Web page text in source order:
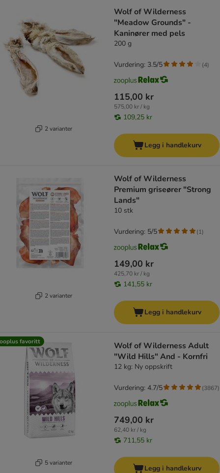
2 varianter
Wolf of Wilderness
"Meadow Grounds" -
Kaninører med pels
200 g
115,00 kr
575,00 kr / kg
109,25 kr
Vurdering: 3.5/5 (4)
Legg i handlekurv
2 varianter
Wolf of Wilderness
Premium griseører "Strong
Lands"
10 stk
149,00 kr
425,70 kr / kg
141,55 kr
Vurdering: 5/5 (1)
Legg i handlekurv
favoritt
5 varianter
Wolf of Wilderness Adult
"Wild Hills" And - Kornfri
12 kg: Ny oppskrift
749,00 kr
62,40 kr / kg
711,55 kr
Vurdering: 4.7/5 (3867)
Legg i handlekurv